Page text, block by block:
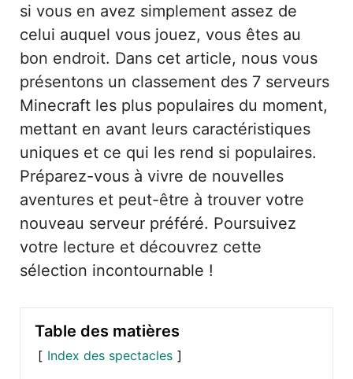
si vous en avez simplement assez de
celui auquel vous jouez, vous êtes au
bon endroit. Dans cet article, nous vous
présentons un classement des 7 serveurs
Minecraft les plus populaires du moment,
mettant en avant leurs caractéristiques
uniques et ce qui les rend si populaires.
Préparez-vous à vivre de nouvelles
aventures et peut-être à trouver votre
nouveau serveur préféré. Poursuivez
votre lecture et découvrez cette
sélection incontournable !
Table des matières
Index des spectacles